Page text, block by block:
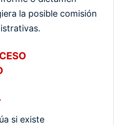
la posible comisión
si existe